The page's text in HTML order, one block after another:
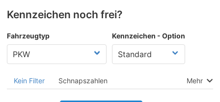
Kennzeichen noch frei?
Fahrzeugtyp Kennzeichen - Option
Kein Filter Schnapszahlen Mehr